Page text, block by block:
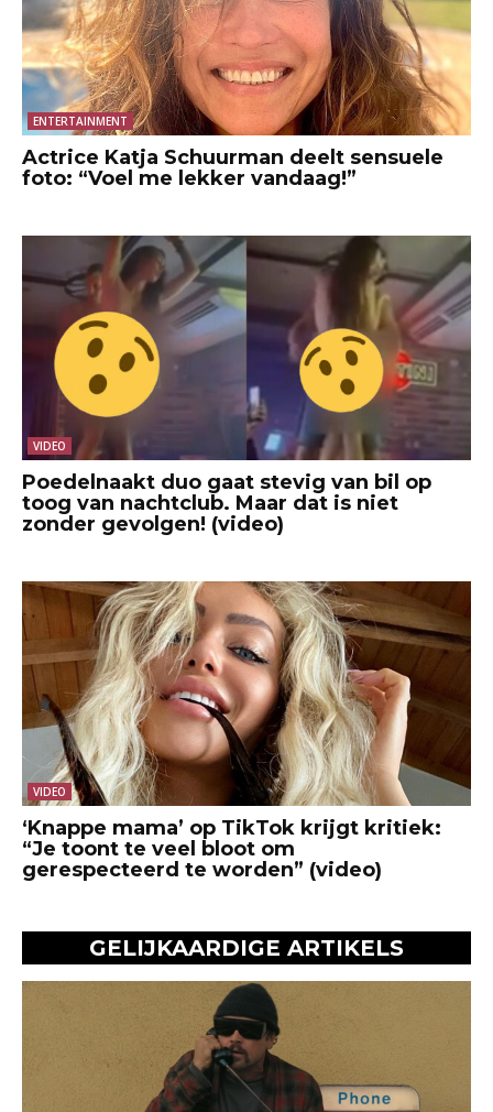
ENTERTAINMENT
Actrice Katja Schuurman deelt sensuele
foto: “Voel me lekker vandaag!”
VIDEO
Poedelnaakt duo gaat stevig van bil op
toog van nachtclub. Maar dat is niet
zonder gevolgen! (video)
VIDEO
‘Knappe mama’ op TikTok krijgt kritiek:
“Je toont te veel bloot om
gerespecteerd te worden” (video)
GELIJKAARDIGE ARTIKELS